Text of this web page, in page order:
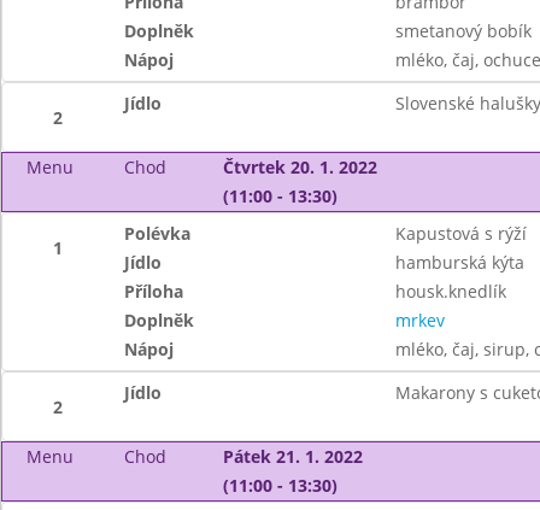
Doplněk
smetanový bobík
Nápoj
mléko, čaj,
2
Jídlo Slovenské
Menu Chod
Čtvrtek 20. 1. 2022
(11:00 - 13:30)
1
Polévka
Kapustová s rýží
Jídlo
hamburská kýta
Příloha
housk.knedlík
Doplněk
mrkev
Nápoj
mléko, čaj, sirup,
2
Jídlo Makarony s
Menu Chod
Pátek 21. 1. 2022
(11:00 - 13:30)